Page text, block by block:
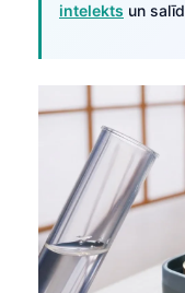
intelekts un